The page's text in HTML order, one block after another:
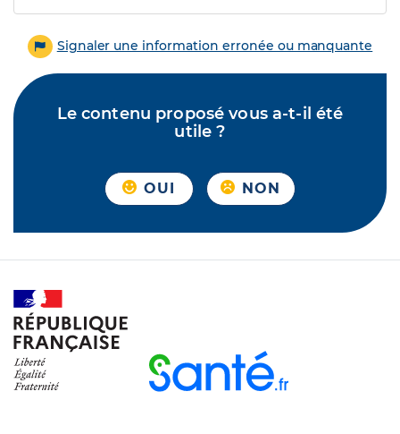
Signaler une information erronée ou manquante
Le contenu proposé vous a-t-il été
utile ?
OUI NON